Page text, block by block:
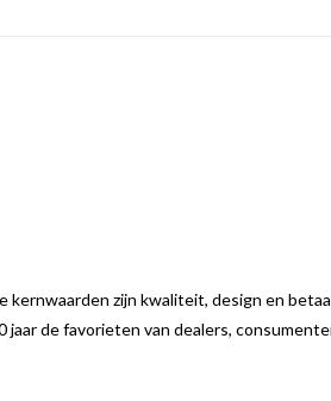
zijn kwaliteit, design en
de favorieten van dealers,